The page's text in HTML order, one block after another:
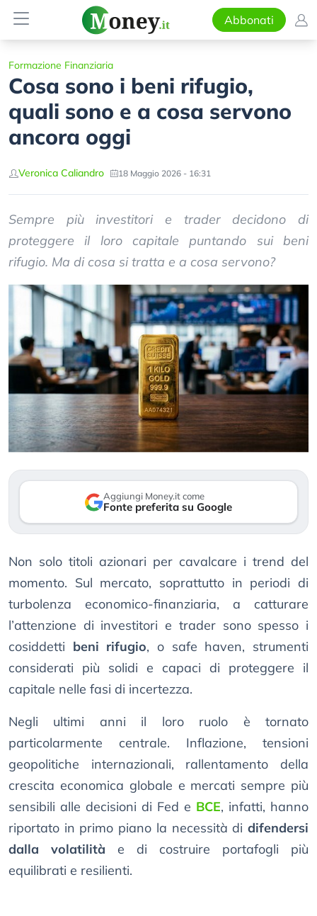
Abbonati
Formazione Finanziaria
Cosa sono i beni rifugio,
quali sono e a cosa servono
ancora oggi
Veronica Caliandro 18 Maggio 2026 - 16:31
Sempre più investitori e trader decidono di
proteggere il loro capitale puntando sui beni
rifugio. Ma di cosa si tratta e a cosa servono?
Aggiungi Money.it come
Fonte preferita su Google
Non solo titoli azionari per cavalcare i trend del
momento. Sul mercato, soprattutto in periodi di
turbolenza economico-finanziaria, a catturare
l’attenzione di investitori e trader sono spesso i
cosiddetti beni rifugio, o safe haven, strumenti
considerati più solidi e capaci di proteggere il
capitale nelle fasi di incertezza.
Negli ultimi anni il loro ruolo è tornato
particolarmente centrale. Inflazione, tensioni
geopolitiche internazionali, rallentamento della
crescita economica globale e mercati sempre più
sensibili alle decisioni di Fed e BCE, infatti, hanno
riportato in primo piano la necessità di difendersi
dalla volatilità e di costruire portafogli più
equilibrati e resilienti.